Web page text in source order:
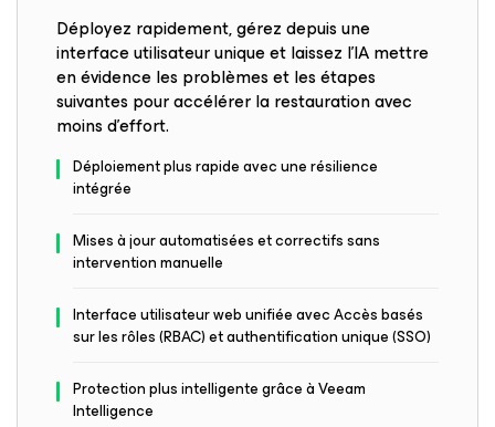
Déployez rapidement, gérez depuis une
interface utilisateur unique et laissez l’IA mettre
en évidence les problèmes et les étapes
suivantes pour accélérer la restauration avec
moins d’effort.
Déploiement plus rapide avec une résilience
intégrée
Mises à jour automatisées et correctifs sans
intervention manuelle
Interface utilisateur web unifiée avec Accès basés
sur les rôles (RBAC) et authentification unique (SSO)
Protection plus intelligente grâce à Veeam
Intelligence